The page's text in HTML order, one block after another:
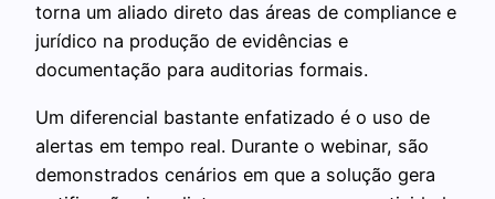
torna um aliado direto das áreas de compliance e
jurídico na produção de evidências e
documentação para auditorias formais.
Um diferencial bastante enfatizado é o uso de
alertas em tempo real. Durante o webinar, são
demonstrados cenários em que a solução gera